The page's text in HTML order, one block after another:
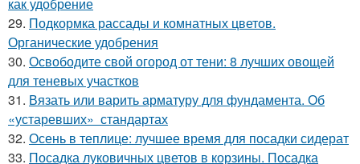
29. Подкормка рассады и комнатных цветов.
Органические удобрения
30. Освободите свой огород от тени: 8 лучших овощей
для теневых участков
31. Вязать или варить арматуру для фундамента. Об
«устаревших» стандартах
32. Осень в теплице: лучшее время для посадки сидерат
33. Посадка луковичных цветов в корзины. Посадка